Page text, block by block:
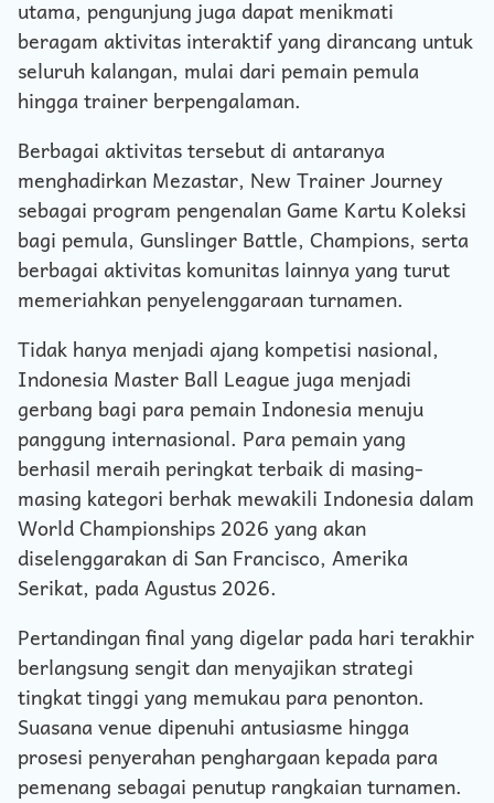
utama, pengunjung juga dapat menikmati
beragam aktivitas interaktif yang dirancang untuk
seluruh kalangan, mulai dari pemain pemula
hingga trainer berpengalaman.
Berbagai aktivitas tersebut di antaranya
menghadirkan Mezastar, New Trainer Journey
sebagai program pengenalan Game Kartu Koleksi
bagi pemula, Gunslinger Battle, Champions, serta
berbagai aktivitas komunitas lainnya yang turut
memeriahkan penyelenggaraan turnamen.
Tidak hanya menjadi ajang kompetisi nasional,
Indonesia Master Ball League juga menjadi
gerbang bagi para pemain Indonesia menuju
panggung internasional. Para pemain yang
berhasil meraih peringkat terbaik di masing-
masing kategori berhak mewakili Indonesia dalam
World Championships 2026 yang akan
diselenggarakan di San Francisco, Amerika
Serikat, pada Agustus 2026.
Pertandingan final yang digelar pada hari terakhir
berlangsung sengit dan menyajikan strategi
tingkat tinggi yang memukau para penonton.
Suasana venue dipenuhi antusiasme hingga
prosesi penyerahan penghargaan kepada para
pemenang sebagai penutup rangkaian turnamen.